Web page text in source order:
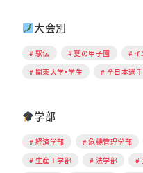
大会別
駅伝 夏の甲子園 イ
関東大学・学生
全日本選
学部
経済学部 危機管理学部
生産工学部
法学部